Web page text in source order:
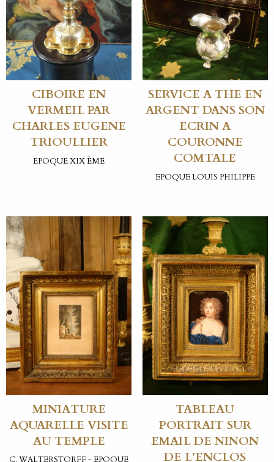
CIBOIRE EN
VERMEIL PAR
CHARLES EUGENE
TRIOULLIER
EPOQUE XIX ÈME
SERVICE A THE EN
ARGENT DANS SON
ECRIN A
COURONNE
COMTALE
EPOQUE LOUIS PHILIPPE
MINIATURE
AQUARELLE VISITE
AU TEMPLE
C. WALTERSTORFF - EPOQUE
TABLEAU
PORTRAIT SUR
EMAIL DE NINON
DE L’ENCLOS